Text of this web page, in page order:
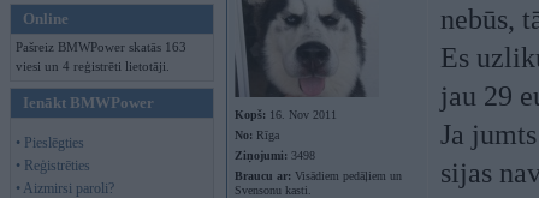
Online
Pašreiz BMWPower skatās 163
viesi un 4 reģistrēti lietotāji.
Ienākt BMWPower
• Pieslēgties
• Reģistrēties
• Aizmirsi paroli?
Kopš: 16. Nov 2011
No: Rīga
Ziņojumi: 3498
Braucu ar: Visādiem pedāļiem un
Svensonu kasti.
nebūs,
Es
jau 29
Ja
sijas